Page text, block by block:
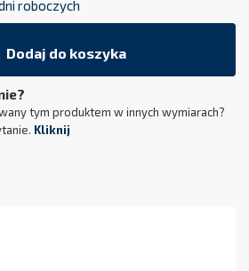
roboczych
Dodaj do koszyka
tym produktem w innych wymiarach?
Kliknij